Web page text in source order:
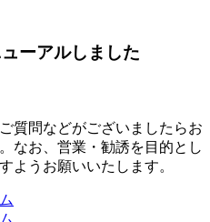
ーアルしました
質問などがございましたらお
なお、営業・勧誘を目的とし
ようお願いいたします。